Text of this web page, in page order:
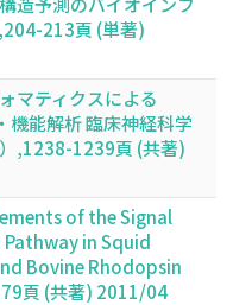
213頁 (単著)
マティクスによる
機能解析 臨床神経科学
）,1238-1239頁 (共著)
of the Signal
in Squid
Bovine Rhodopsin
頁 (共著) 2011/04